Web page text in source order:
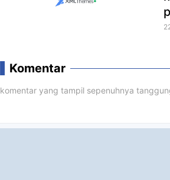
Komentar
komentar yang tampil sepenuhnya